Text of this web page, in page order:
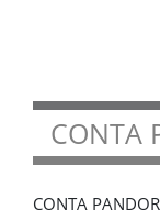
CONTA
CONTA